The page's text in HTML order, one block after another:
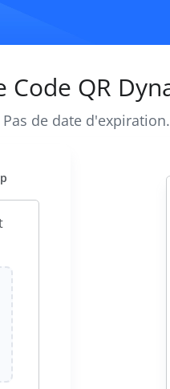
Code QR
de date d'expiration.